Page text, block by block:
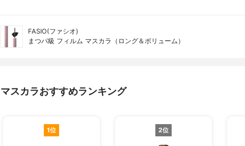
FASIO(ファシオ)
まつパ級 フィルム マスカラ（ロング＆ボリューム）
マスカラおすすめランキング
1位 2位